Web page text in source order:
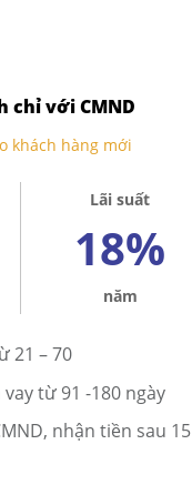
chỉ với CMND
khách hàng mới
Lãi suất
18%
năm
21 – 70
từ 91 -180 ngày
nhận tiền sau 15